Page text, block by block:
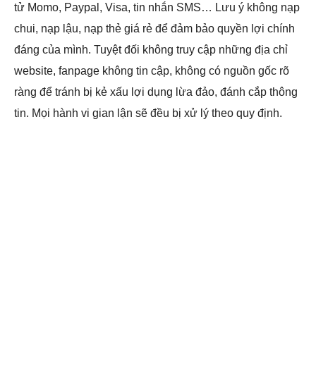
tử Momo, Paypal, Visa, tin nhắn SMS… Lưu ý không nạp
chui, nạp lậu, nạp thẻ giá rẻ để đảm bảo quyền lợi chính
đáng của mình. Tuyệt đối không truy cập những địa chỉ
website, fanpage không tin cập, không có nguồn gốc rõ
ràng để tránh bị kẻ xấu lợi dụng lừa đảo, đánh cắp thông
tin. Mọi hành vi gian lận sẽ đều bị xử lý theo quy định.